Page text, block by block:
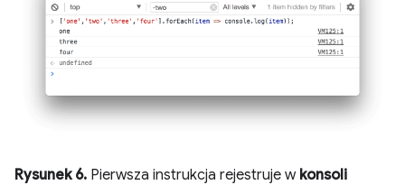
Rysunek 6. Pierwsza instrukcja rejestruje w konsoli